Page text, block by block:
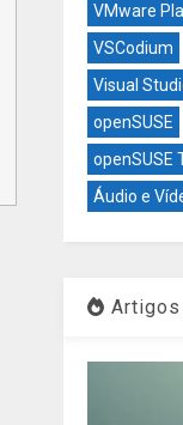
VMware
VSCodium
Visual
openSUSE
openSUSE
Áudio e